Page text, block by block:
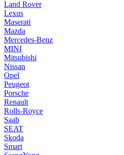
Land Rover
Lexus
Maserati
Mazda
Mercedes-Benz
MINI
Mitsubishi
Nissan
Opel
Peugeot
Porsche
Renault
Rolls-Royce
Saab
SEAT
Skoda
Smart